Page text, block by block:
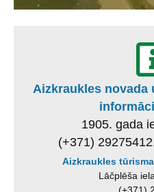
Aizkraukles novada
1905. gada
(+371)
Aizkraukles
Lāčplēša
(+371)